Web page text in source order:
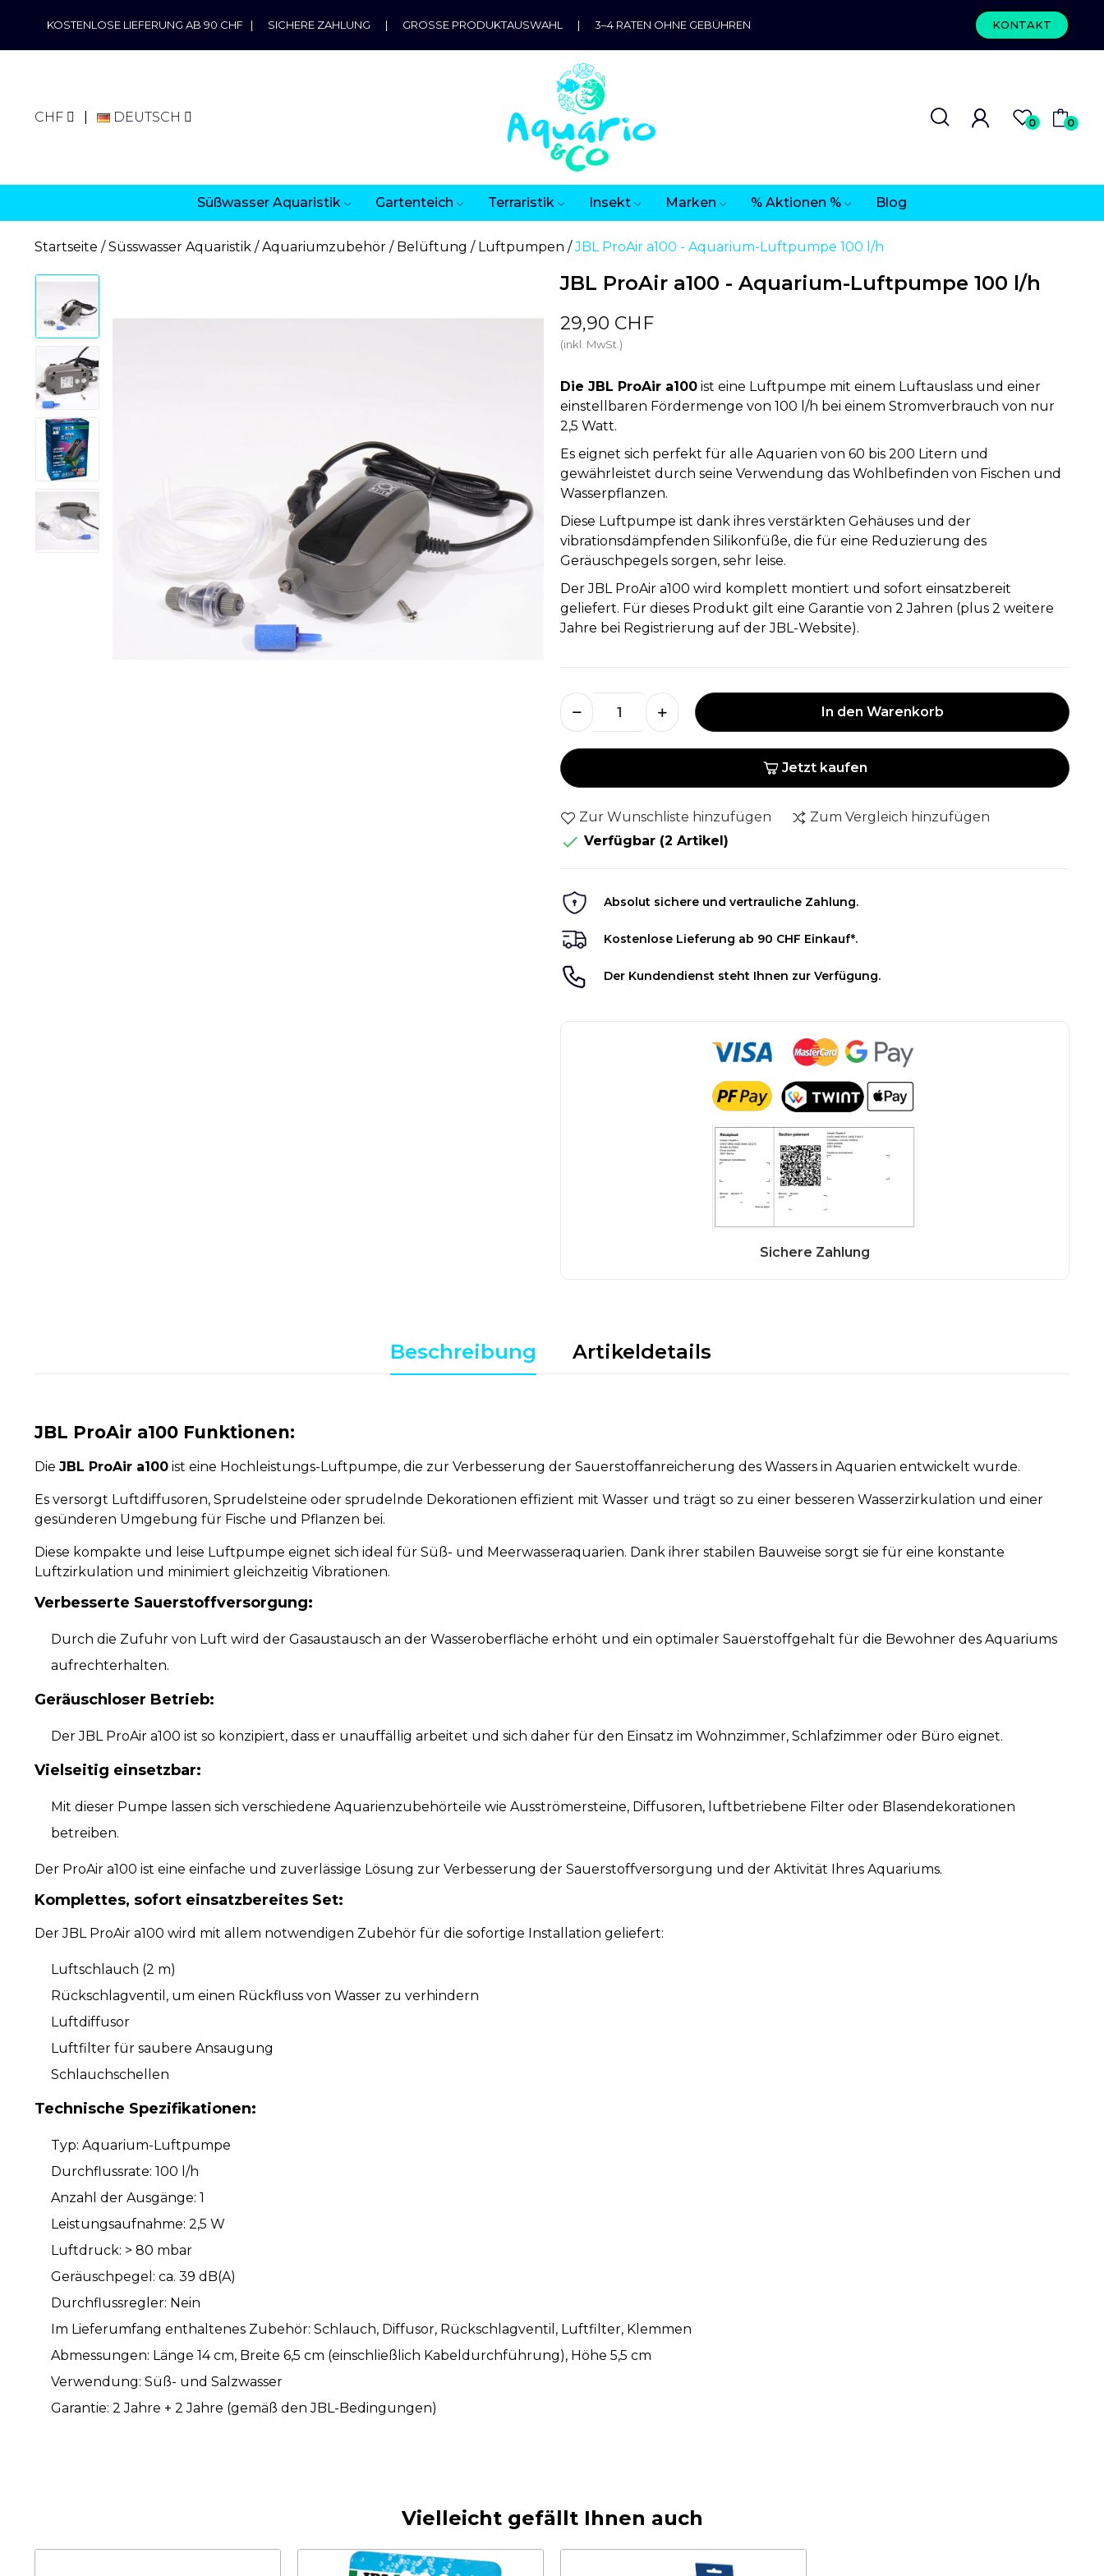
KOSTENLOSE LIEFERUNG AB 90 CHF | SICHERE ZAHLUNG | GROSSE PRODUKTAUSWAHL | 3–4 RATEN OHNE GEBÜHREN KONTAKT
CHF DEUTSCH 0 0
Süßwasser Aquaristik Gartenteich Terraristik Insekt Marken % Aktionen % Blog
Startseite Süsswasser Aquaristik Aquariumzubehör Belüftung Luftpumpen JBL ProAir a100 - Aquarium-Luftpumpe 100 l/h
JBL ProAir a100 - Aquarium-Luftpumpe 100 l/h
29,90 CHF
(inkl. MwSt.)
Die JBL ProAir a100 ist eine Luftpumpe mit einem Luftauslass und einer
einstellbaren Fördermenge von 100 l/h bei einem Stromverbrauch von nur
2,5 Watt.
Es eignet sich perfekt für alle Aquarien von 60 bis 200 Litern und
gewährleistet durch seine Verwendung das Wohlbefinden von Fischen und
Wasserpflanzen.
Diese Luftpumpe ist dank ihres verstärkten Gehäuses und der
vibrationsdämpfenden Silikonfüße, die für eine Reduzierung des
Geräuschpegels sorgen, sehr leise.
Der JBL ProAir a100 wird komplett montiert und sofort einsatzbereit
geliefert. Für dieses Produkt gilt eine Garantie von 2 Jahren (plus 2 weitere
Jahre bei Registrierung auf der JBL-Website).
In den Warenkorb
Jetzt kaufen
Zur Wunschliste hinzufügen Zum Vergleich hinzufügen
 Verfügbar (2 Artikel)
Absolut sichere und vertrauliche Zahlung.
Kostenlose Lieferung ab 90 CHF Einkauf*.
Der Kundendienst steht Ihnen zur Verfügung.
Beschreibung Artikeldetails
JBL ProAir a100 Funktionen:
Die JBL ProAir a100 ist eine Hochleistungs-Luftpumpe, die zur Verbesserung der Sauerstoffanreicherung des Wassers in Aquarien entwickelt wurde.
Es versorgt Luftdiffusoren, Sprudelsteine oder sprudelnde Dekorationen effizient mit Wasser und trägt so zu einer besseren Wasserzirkulation und einer
gesünderen Umgebung für Fische und Pflanzen bei.
Diese kompakte und leise Luftpumpe eignet sich ideal für Süß- und Meerwasseraquarien. Dank ihrer stabilen Bauweise sorgt sie für eine konstante
Luftzirkulation und minimiert gleichzeitig Vibrationen.
Verbesserte Sauerstoffversorgung:
Durch die Zufuhr von Luft wird der Gasaustausch an der Wasseroberfläche erhöht und ein optimaler Sauerstoffgehalt für die Bewohner des Aquariums
aufrechterhalten.
Geräuschloser Betrieb:
Der JBL ProAir a100 ist so konzipiert, dass er unauffällig arbeitet und sich daher für den Einsatz im Wohnzimmer, Schlafzimmer oder Büro eignet.
Vielseitig einsetzbar:
Mit dieser Pumpe lassen sich verschiedene Aquarienzubehörteile wie Ausströmersteine, Diffusoren, luftbetriebene Filter oder Blasendekorationen
betreiben.
Der ProAir a100 ist eine einfache und zuverlässige Lösung zur Verbesserung der Sauerstoffversorgung und der Aktivität Ihres Aquariums.
Komplettes, sofort einsatzbereites Set:
Der JBL ProAir a100 wird mit allem notwendigen Zubehör für die sofortige Installation geliefert:
Luftschlauch (2 m)
Rückschlagventil, um einen Rückfluss von Wasser zu verhindern
Luftdiffusor
Luftfilter für saubere Ansaugung
Schlauchschellen
Technische Spezifikationen:
Typ: Aquarium-Luftpumpe
Durchflussrate: 100 l/h
Anzahl der Ausgänge: 1
Leistungsaufnahme: 2,5 W
Luftdruck: > 80 mbar
Geräuschpegel: ca. 39 dB(A)
Durchflussregler: Nein
Im Lieferumfang enthaltenes Zubehör: Schlauch, Diffusor, Rückschlagventil, Luftfilter, Klemmen
Abmessungen: Länge 14 cm, Breite 6,5 cm (einschließlich Kabeldurchführung), Höhe 5,5 cm
Verwendung: Süß- und Salzwasser
Garantie: 2 Jahre + 2 Jahre (gemäß den JBL-Bedingungen)
Vielleicht gefällt Ihnen auch